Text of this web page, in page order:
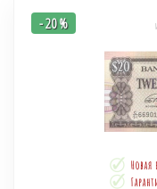
- 20 %